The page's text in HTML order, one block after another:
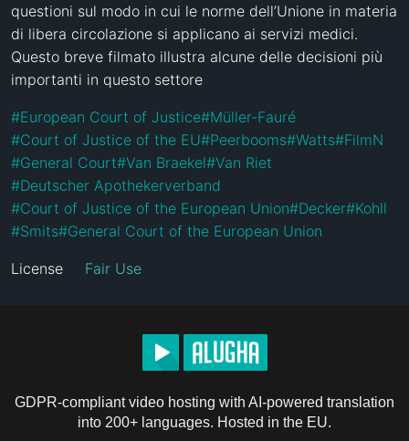
questioni sul modo in cui le norme dell’Unione in materia
di libera circolazione si applicano ai servizi medici.
Questo breve filmato illustra alcune delle decisioni più
importanti in questo settore
#European Court of Justice#Müller-Fauré
#Court of Justice of the EU#Peerbooms#Watts#FilmN
#General Court#Van Braekel#Van Riet
#Deutscher Apothekerverband
#Court of Justice of the European Union#Decker#Kohll
#Smits#General Court of the European Union
License Fair Use
GDPR-compliant video hosting with AI-powered translation
into 200+ languages. Hosted in the EU.